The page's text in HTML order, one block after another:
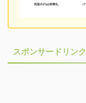
スポンサードリンク